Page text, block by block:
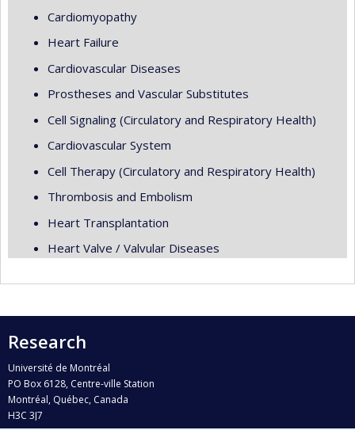
Cardiomyopathy
Heart Failure
Cardiovascular Diseases
Prostheses and Vascular Substitutes
Cell Signaling (Circulatory and Respiratory Health)
Cardiovascular System
Cell Therapy (Circulatory and Respiratory Health)
Thrombosis and Embolism
Heart Transplantation
Heart Valve / Valvular Diseases
Research
Université de Montréal
PO Box 6128, Centre-ville Station
Montréal, Québec, Canada
H3C 3J7